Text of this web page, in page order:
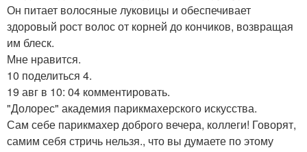
Он питает волосяные луковицы и обеспечивает
здоровый рост волос от корней до кончиков, возвращая
им блеск.
Мне нравится.
10 поделиться 4.
19 авг в 10: 04 комментировать.
"Долорес" академия парикмахерского искусства.
Сам себе парикмахер доброго вечера, коллеги! Говорят,
самим себя стричь нельзя., что вы думаете по этому